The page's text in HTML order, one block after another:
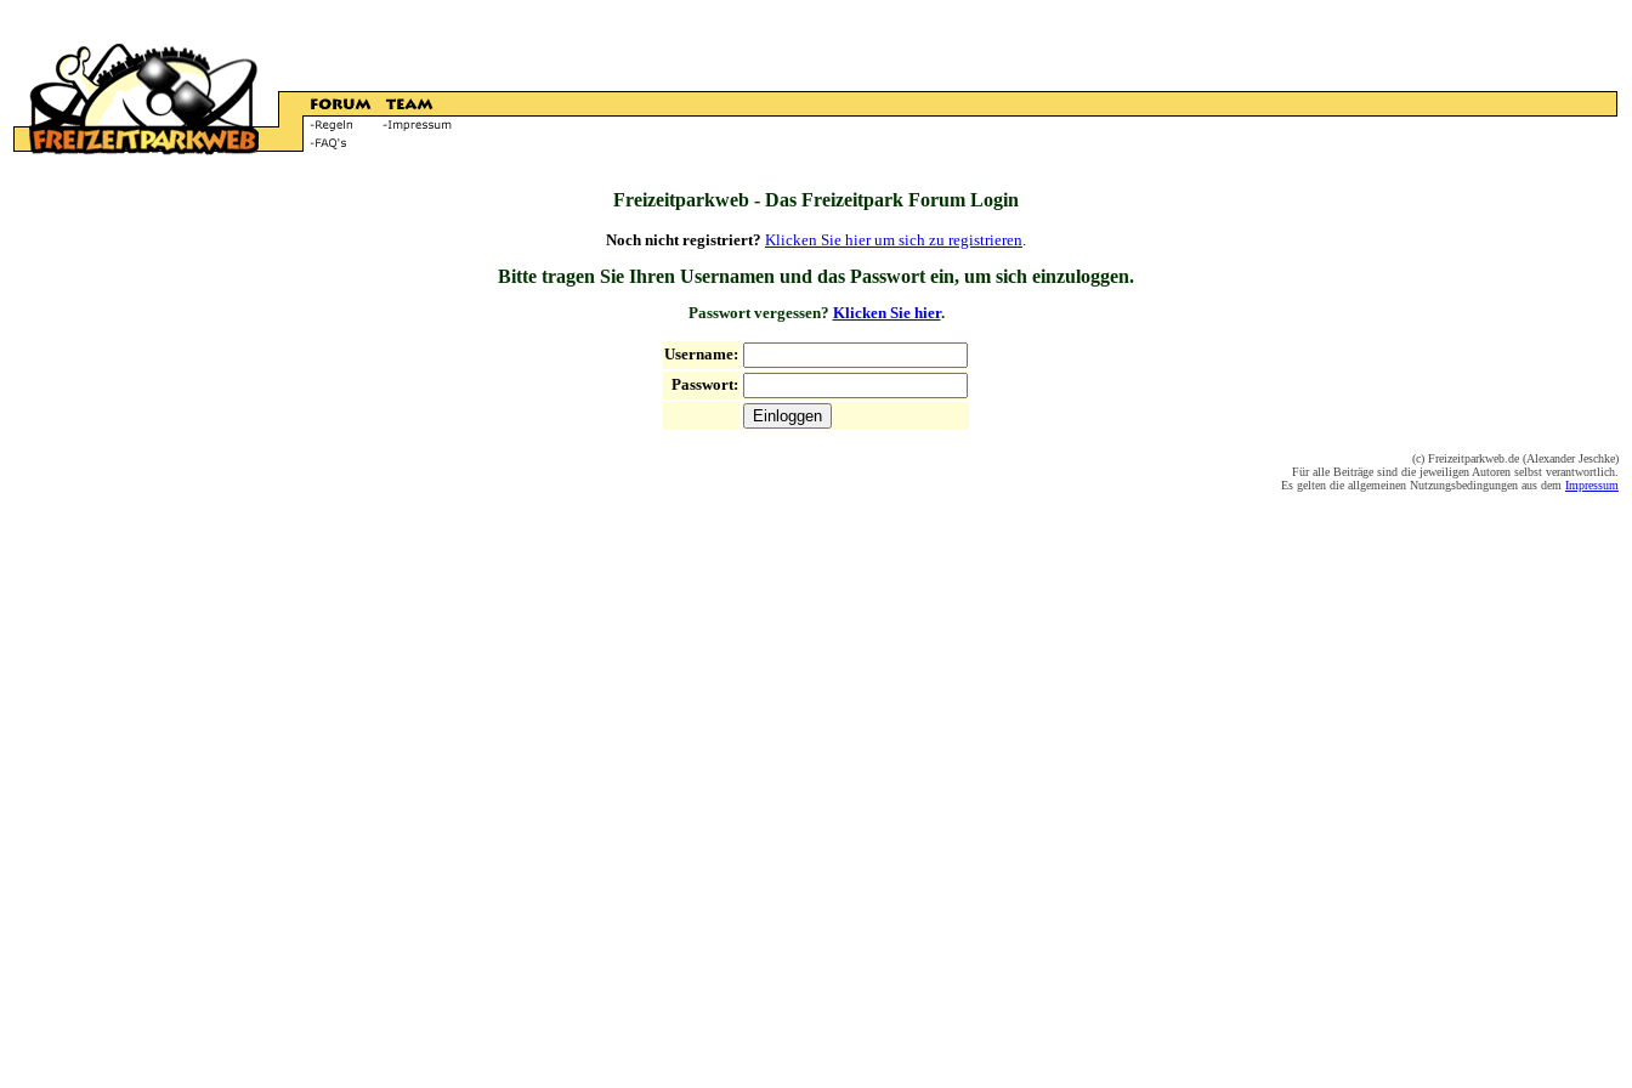
Freizeitparkweb - Das Freizeitpark Forum Login
Noch nicht registriert? Klicken Sie hier um sich zu registrieren.
Bitte tragen Sie Ihren Usernamen und das Passwort ein, um sich einzuloggen.
Passwort vergessen? Klicken Sie hier.
Username:
Passwort:
(c) Freizeitparkweb.de (Alexander Jeschke)
Für alle Beiträge sind die jeweiligen Autoren selbst verantwortlich.
Es gelten die allgemeinen Nutzungsbedingungen aus dem Impressum